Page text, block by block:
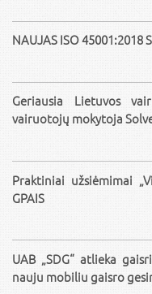
NAUJAS ISO 45001:2018
Geriausia Lietuvos
vairuotojų mokytoja
Praktiniai užsiėmimai
GPAIS
UAB „SDG“ atlieka
nauju mobiliu gaisro